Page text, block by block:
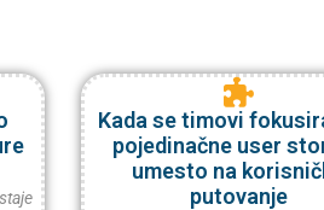
Kada se timovi
pojedinačne user
umesto na
putovanje